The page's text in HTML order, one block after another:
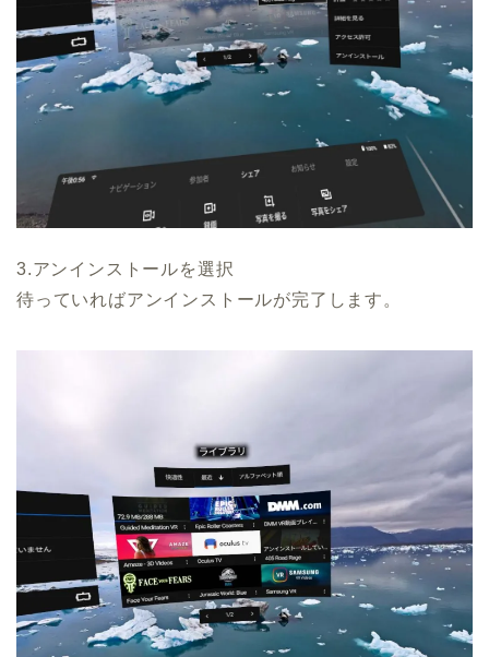
3.アンインストールを選択
待っていればアンインストールが完了します。